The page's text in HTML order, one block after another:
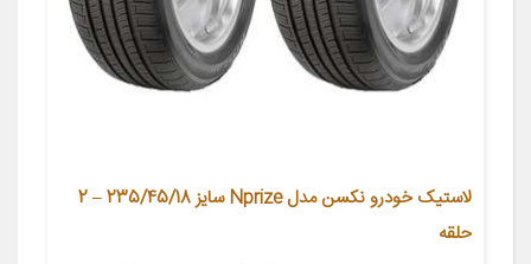
لاستیک خودرو نکسن مدل Nprize سایز 235/45/18 – 2
حلقه